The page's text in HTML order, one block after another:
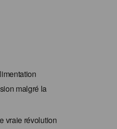
malgré la
vraie révolution